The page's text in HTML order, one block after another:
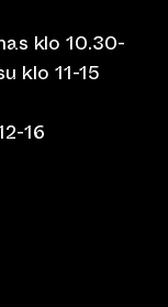
klo 10.30-
klo 11-15
16